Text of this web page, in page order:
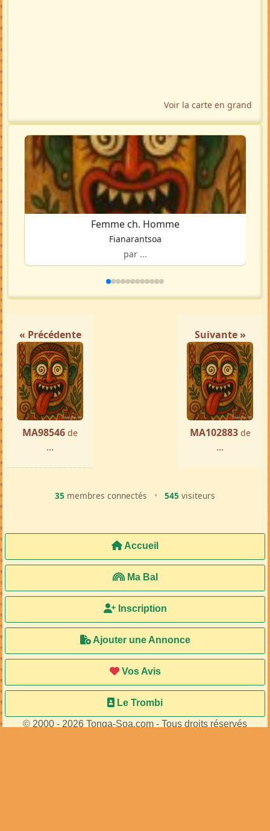
Voir la carte en grand
Femme ch. Homme
Fianarantsoa
par ...
« Précédente
MA98546 de
...
Suivante »
MA102883 de
...
35 membres connectés • 545 visiteurs
Accueil
Ma Bal
Inscription
Ajouter une Annonce
Vos Avis
Le Trombi
© 2000 - 2026 Tonga-Soa.com - Tous droits réservés